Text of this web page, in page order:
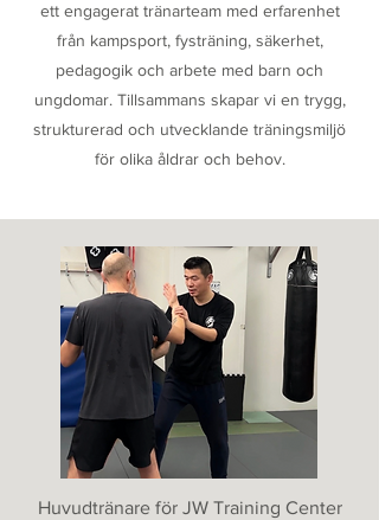
ett engagerat tränarteam med erfarenhet
från kampsport, fysträning, säkerhet,
pedagogik och arbete med barn och
ungdomar. Tillsammans skapar vi en trygg,
strukturerad och utvecklande träningsmiljö
för olika åldrar och behov.
Huvudtränare för JW Training Center